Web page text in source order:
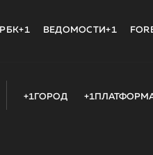
РБК+1 ВЕДОМОСТИ+1
+1ГОРОД